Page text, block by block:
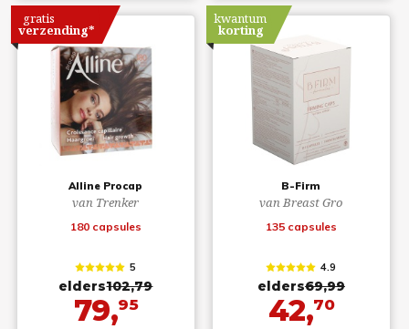
Alline Procap
van Trenker
180 capsules
gratis
verzending*
5
elders102,79
79,95
B-Firm
van Breast Gro
135 capsules
kwantum
korting
4.9
elders69,99
42,70